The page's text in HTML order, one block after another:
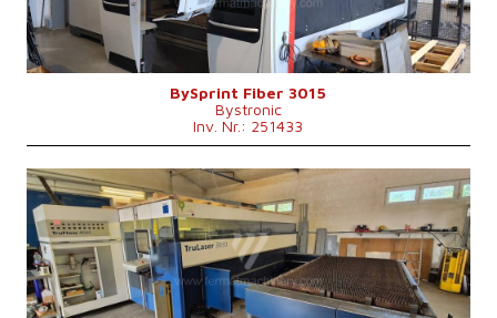
Fiber
ja
Max. Werkstückgewicht
890 kg
Maschinengewicht
13000 kg
Kontrollsystem
nein
BySprint Fiber 3015
Bystronic
Inv. Nr.: 251433
Baujahr:
2010
Max. Werkstücklänge
3000 mm
Max. Werkstückbreite
1500 mm
Max. Blechdicke
20 mm
Laserleistung
4000 W
Fiber
nein
Max. Werkstückgewicht
900 kg